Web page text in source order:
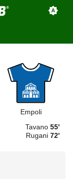
Empoli
Tavano 55'
Rugani 72'